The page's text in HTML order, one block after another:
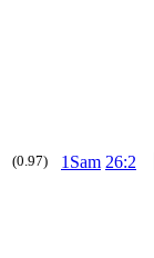
(0.97) 1Sam 26:2